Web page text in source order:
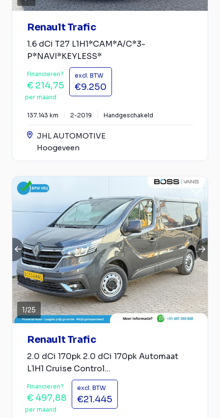
Renault Trafic
1.6 dCi T27 L1H1*CAM*A/C*3-
P*NAVI*KEYLESS*
Financieren?
€ 214,75
per maand
excl. BTW
€9.250
137.143 km 2-2019 Handgeschakeld
JHL AUTOMOTIVE
Hoogeveen
1/25
Renault Trafic
2.0 dCi 170pk 2.0 dCi 170pk Automaat
L1H1 Cruise Control...
Financieren?
€ 497,88
per maand
excl. BTW
€21.445